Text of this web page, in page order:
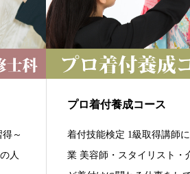
～
人
プロ着付養成コース
着付技能検定 1級取得講師
業 美容師・スタイリスト・